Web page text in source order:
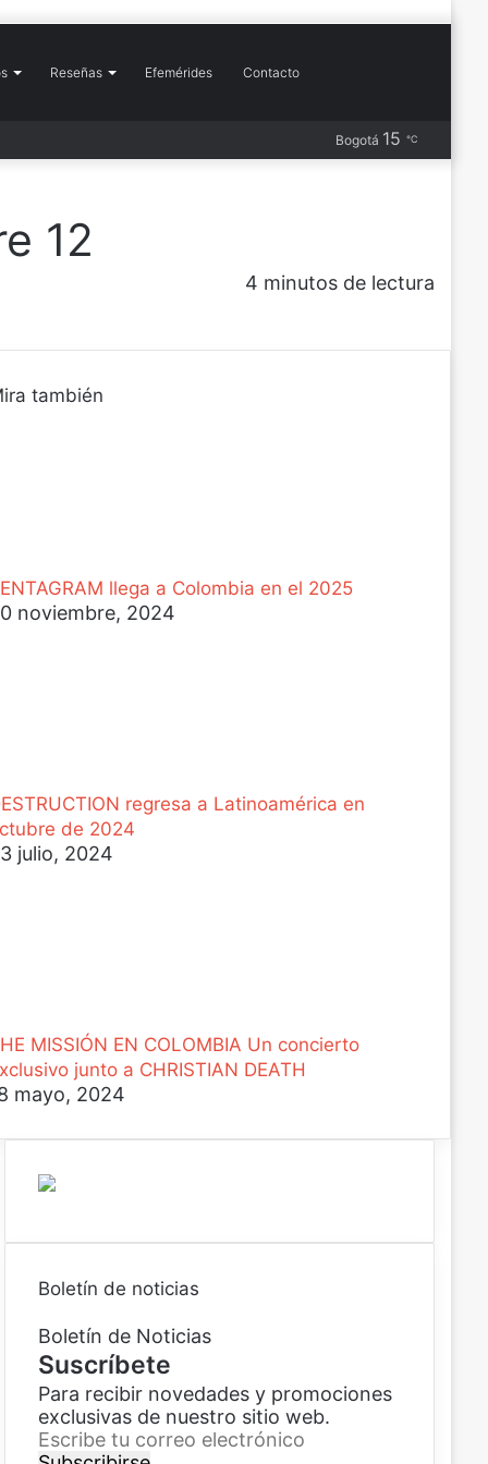
Reseñas Efemérides Contacto
Bogotá 15℃
Facebook
12
4 minutos de lectura
también
llega a Colombia en el 2025
noviembre, 2024
regresa a Latinoamérica en
de 2024
julio, 2024
MISSIÓN EN COLOMBIA Un concierto
junto a CHRISTIAN DEATH
mayo, 2024
Boletín de noticias
Boletín de Noticias
Suscríbete
Para recibir novedades y promociones
exclusivas de nuestro sitio web.
E